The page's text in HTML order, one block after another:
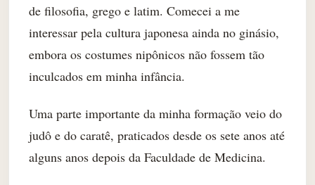
de filosofia, grego e latim. Comecei a me
interessar pela cultura japonesa ainda no ginásio,
embora os costumes nipônicos não fossem tão
inculcados em minha infância.
Uma parte importante da minha formação veio do
judô e do caratê, praticados desde os sete anos até
alguns anos depois da Faculdade de Medicina.